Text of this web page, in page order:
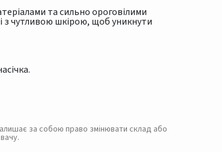
та сильно ороговілими
з чутливою шкірою, щоб уникнути
за собою право змінювати склад або